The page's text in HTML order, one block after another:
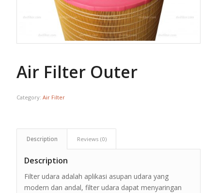
Air Filter Outer
Category: Air Filter
Description Reviews (0)
Description
Filter udara adalah aplikasi asupan udara yang
modern dan andal, filter udara dapat menyaringan